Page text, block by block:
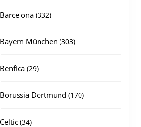
Barcelona 332332
Bayern München 303303
Benfica 2929
Borussia Dortmund 170170
Celtic 3434